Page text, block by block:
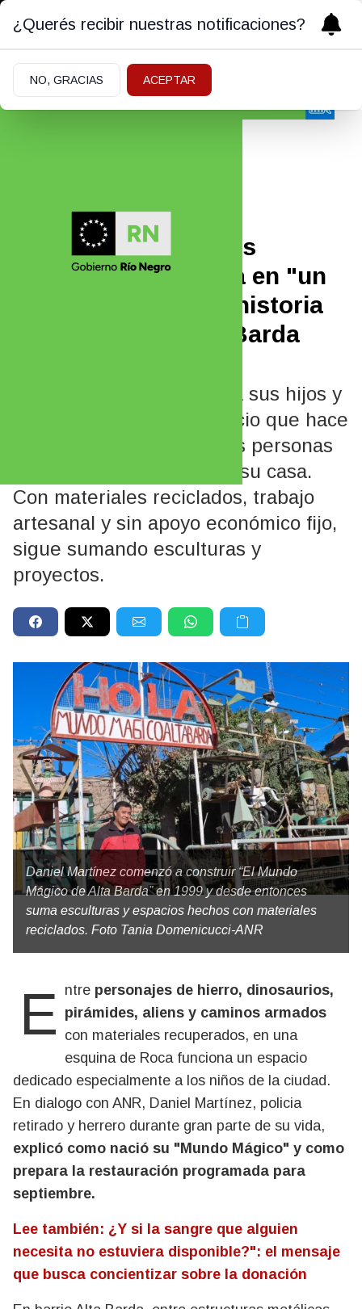
15/06/2026
Hace más de 25 años
transforma chatarra en "un
mundo mágico": la historia
del herrero de Alta Barda
construyendo juegos para sus hijos y
terminó creando un espacio que hace
más de 20 años visitan las personas
al pasar por la vereda de su casa.
Con materiales reciclados, trabajo
artesanal y sin apoyo económico fijo,
sigue sumando esculturas y
proyectos.
Daniel Martínez comenzó a construir “El Mundo
Mágico de Alta Barda” en 1999 y desde entonces
suma esculturas y espacios hechos con materiales
reciclados. Foto Tania Domenicucci-ANR
Entre personajes de hierro, dinosaurios,
pirámides, aliens y caminos armados
con materiales recuperados, en una
esquina de Roca funciona un espacio
dedicado especialmente a los niños de la ciudad.
En dialogo con ANR, Daniel Martínez, policia
retirado y herrero durante gran parte de su vida,
explicó como nació su "Mundo Mágico" y como
prepara la restauración programada para
septiembre.
Lee también: ¿Y si la sangre que alguien
necesita no estuviera disponible?": el mensaje
que busca concientizar sobre la donación
¿Querés recibir nuestras notificaciones?
NO, GRACIAS ACEPTAR